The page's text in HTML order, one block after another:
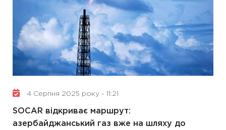
4 Серпня 2025 року - 11:21
SOCAR відкриває маршрут:
азербайджанський газ вже на шляху до